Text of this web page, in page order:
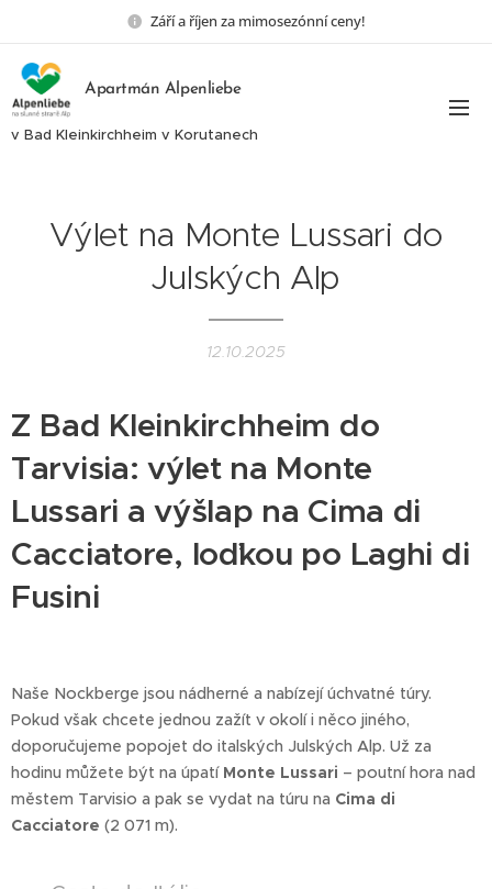
Září a říjen za mimosezónní ceny!
Apartmán Alpenliebe
v Bad Kleinkirchheim v Korutanech
Výlet na Monte Lussari do
Julských Alp
12.10.2025
Z Bad Kleinkirchheim do
Tarvisia: výlet na Monte
Lussari a výšlap na Cima di
Cacciatore, loďkou po Laghi di
Fusini
Naše Nockberge jsou nádherné a nabízejí úchvatné túry.
Pokud však chcete jednou zažít v okolí i něco jiného,
doporučujeme popojet do italských Julských Alp. Už za
hodinu můžete být na úpatí Monte Lussari – poutní hora nad
městem Tarvisio a pak se vydat na túru na Cima di
Cacciatore (2 071 m).